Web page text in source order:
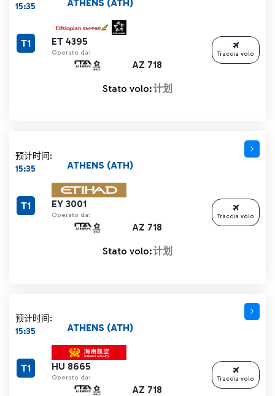
15:35
ET 4395
Operato da:
AZ 718
ATHENS (ATH)
T1
Stato volo:计划
Traccia volo
预计时间:
15:35
EY 3001
Operato da:
AZ 718
ATHENS (ATH)
T1
Stato volo:计划
Traccia volo
预计时间:
15:35
HU 8665
Operato da:
AZ 718
ATHENS (ATH)
T1
Traccia volo